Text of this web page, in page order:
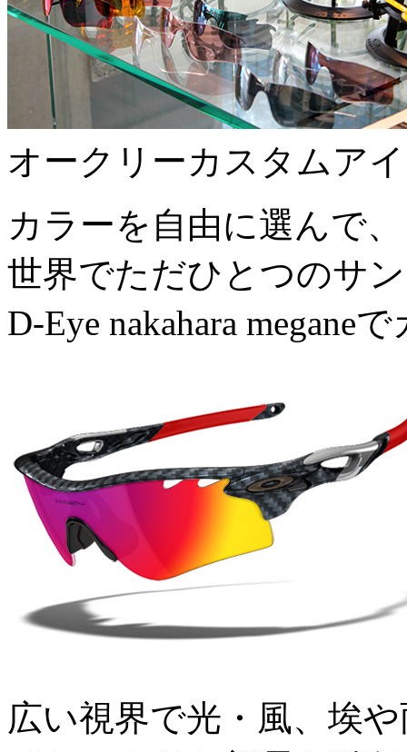
オークリーカスタムア
カラーを自由に選んで、
世界でただひとつのサ
D-Eye nakahara megane
広い視界で光・風、埃